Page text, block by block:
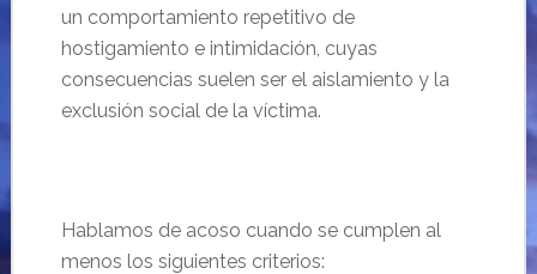
un comportamiento repetitivo de
hostigamiento e intimidación, cuyas
consecuencias suelen ser el aislamiento y la
exclusión social de la víctima.
Hablamos de acoso cuando se cumplen al
menos los siguientes criterios: